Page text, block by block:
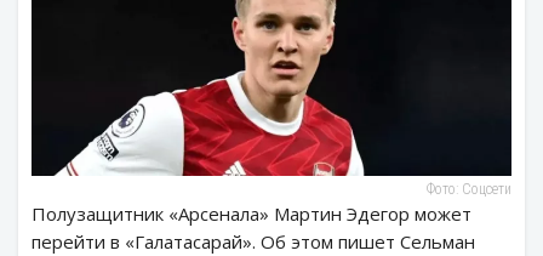
Фото: Соцсети
Полузащитник «Арсенала» Мартин Эдегор может
перейти в «Галатасарай». Об этом пишет Сельман